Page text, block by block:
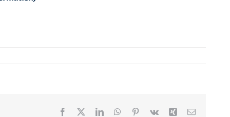
Facebook LinkedInWhatsApp
Pinterest
Vk Xing Email